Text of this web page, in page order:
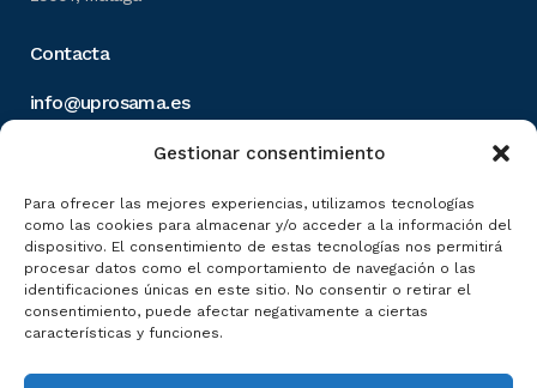
Gestionar consentimiento
Para ofrecer las mejores experiencias, utilizamos tecnologías
como las cookies para almacenar y/o acceder a la información del
dispositivo. El consentimiento de estas tecnologías nos permitirá
procesar datos como el comportamiento de navegación o las
identificaciones únicas en este sitio. No consentir o retirar el
consentimiento, puede afectar negativamente a ciertas
características y funciones.
Contacta
info@uprosama.es
De interés
Málaga One Health